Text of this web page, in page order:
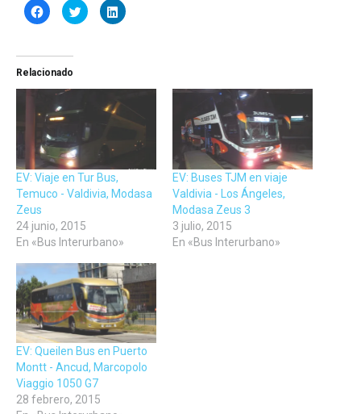
Haz
clic
Facebook
abre
en
una
ventana
nueva)
Haz
clic
en
ventana
nueva)
Haz
clic
en
ventana
nueva)
Relacionado
EV: Viaje en Tur Bus,
Temuco - Valdivia, Modasa
Zeus
24 junio, 2015
En «Bus Interurbano»
EV: Buses TJM en viaje
Valdivia - Los Ángeles,
Modasa Zeus 3
3 julio, 2015
En «Bus Interurbano»
EV: Queilen Bus en Puerto
Montt - Ancud, Marcopolo
Viaggio 1050 G7
28 febrero, 2015